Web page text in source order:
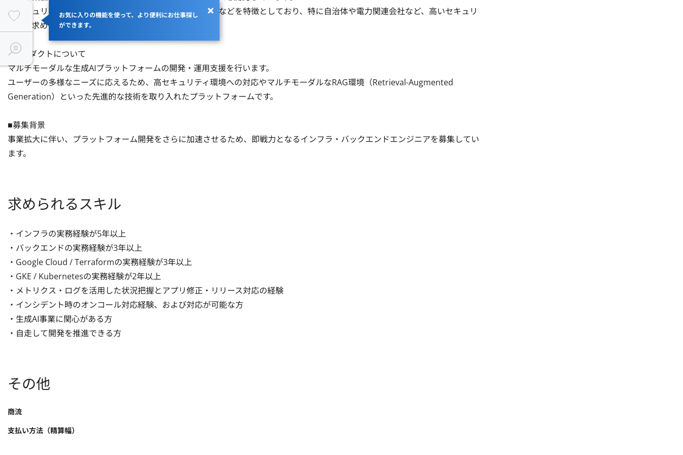
お気に入りの機能を使って、より便利にお仕事探し
ができます。
高セキュリティ環境への対応やマルチモーダルなRAG環境などを特徴としており、特に自治体や電力関連会社など、高いセキュリ
ティが求められる業界での導入実績が豊富です。
■プロダクトについて
マルチモーダルな生成AIプラットフォームの開発・運用支援を行います。
ユーザーの多様なニーズに応えるため、高セキュリティ環境への対応やマルチモーダルなRAG環境（Retrieval-Augmented
Generation）といった先進的な技術を取り入れたプラットフォームです。
■募集背景
事業拡大に伴い、プラットフォーム開発をさらに加速させるため、即戦力となるインフラ・バックエンドエンジニアを募集してい
ます。
求められるスキル
・インフラの実務経験が5年以上
・バックエンドの実務経験が3年以上
・Google Cloud / Terraformの実務経験が3年以上
・GKE / Kubernetesの実務経験が2年以上
・メトリクス・ログを活用した状況把握とアプリ修正・リリース対応の経験
・インシデント時のオンコール対応経験、および対応が可能な方
・生成AI事業に関心がある方
・自走して開発を推進できる方
その他
商流
支払い方法（精算幅）